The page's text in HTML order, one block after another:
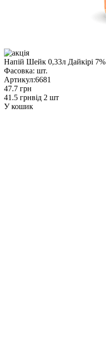
Напій Шейк 0,33л Дайкірі 7%
Фасовка: шт.
Артикул:6681
47.7 грн
41.5 грнвід 2 шт
У кошик